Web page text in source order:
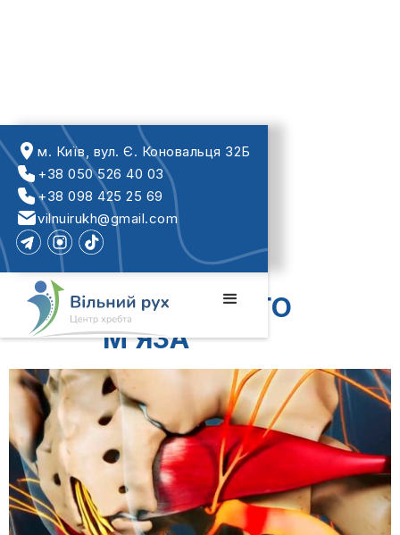
м. Київ, вул. Є. Коновальця 32Б
+38 050 526 40 03
+38 098 425 25 69
vilnuirukh@gmail.com
СИНДРОМ
ГРУШОПОДІБНОГО
М’ЯЗА